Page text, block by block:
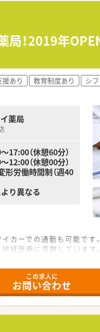
への訪問を通じて地域医
ながらの高度な薬学的管
理など経営者目線の業務
見を出し合える明るく風
間と共に分かち合える
理をせずに個人の裁量
局！2019年
あり 教育制度あり シ
薬局
（休憩60分）
（休憩00分）
労働時間制（週40
り異なる
カーでの通勤も可能です。
域医療に貢献しています。
ラスの店舗数を誇ります
で安定した成長を続けて
れる企業を目指していま
この求人に
お問い合わせ